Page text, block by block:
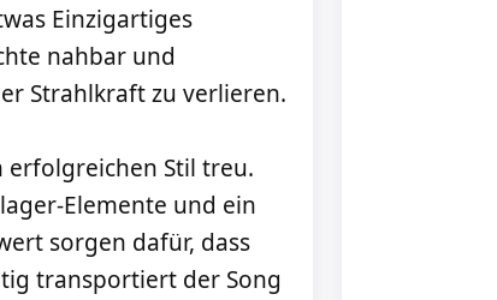
Einzigartiges
nahbar und
Strahlkraft zu verlieren.
erfolgreichen Stil treu.
Elemente und ein
sorgen dafür, dass
transportiert der Song